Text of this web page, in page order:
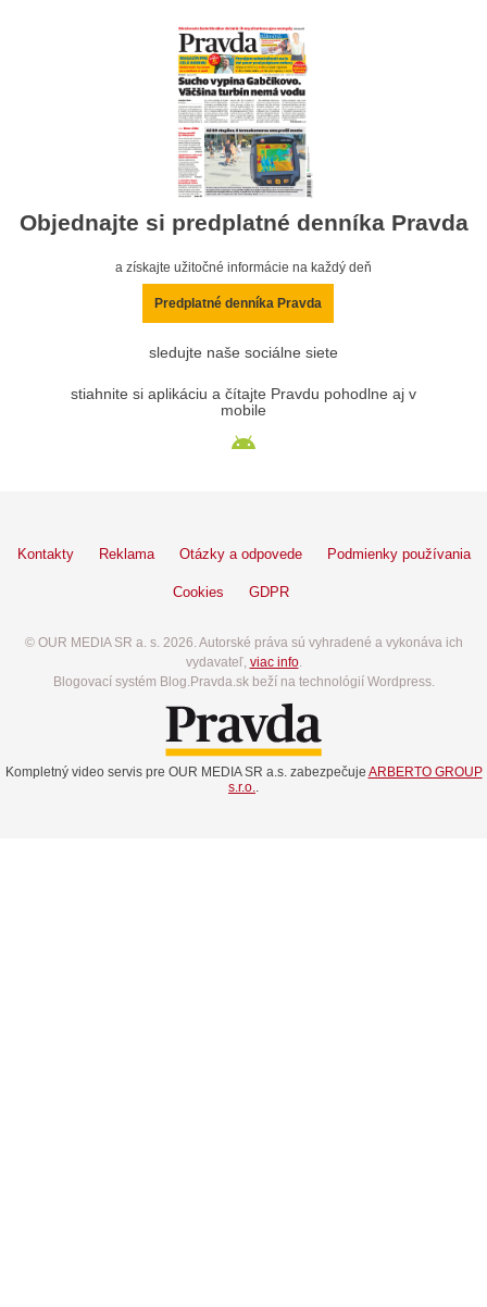
Objednajte si predplatné denníka Pravda
a získajte užitočné informácie na každý deň
Predplatné denníka Pravda
sledujte naše sociálne siete
stiahnite si aplikáciu a čítajte Pravdu pohodlne aj v
mobile
Kontakty Reklama Otázky a odpovede Podmienky používania
Cookies GDPR
© OUR MEDIA SR a. s. 2026. Autorské práva sú vyhradené a vykonáva ich
vydavateľ, viac info.
Blogovací systém Blog.Pravda.sk beží na technológií Wordpress.
Kompletný video servis pre OUR MEDIA SR a.s. zabezpečuje ARBERTO GROUP
s.r.o..